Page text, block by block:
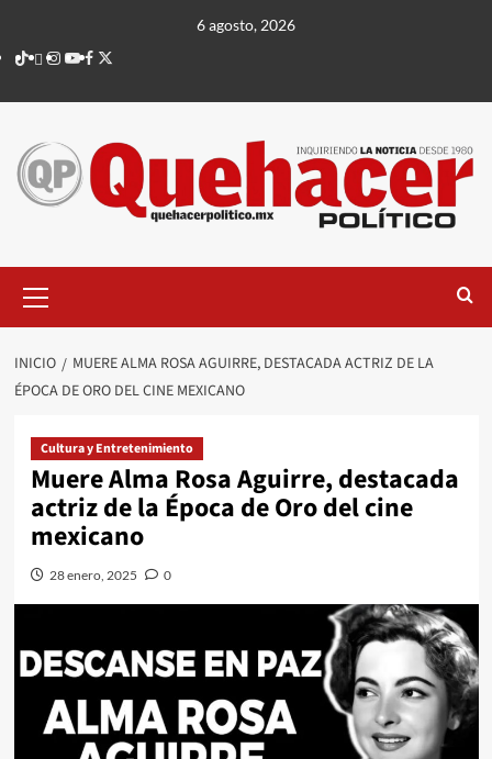
contenido
6 agosto, 2026
TikTok
threads
Instagram
Youtube
Facebook
X
principal
INICIO
MUERE ALMA ROSA AGUIRRE, DESTACADA ACTRIZ DE LA
ÉPOCA DE ORO DEL CINE MEXICANO
Cultura y Entretenimiento
Muere Alma Rosa Aguirre, destacada
actriz de la Época de Oro del cine
mexicano
28 enero, 2025 0